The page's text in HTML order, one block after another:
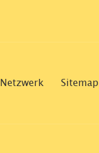
Netzwerk Sitemap